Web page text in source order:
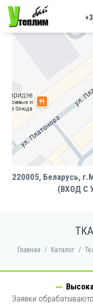
Перейти к основному
220005, Беларусь,
(ВХОД С
Форма поиска
Главная / Каталог /
Заявки